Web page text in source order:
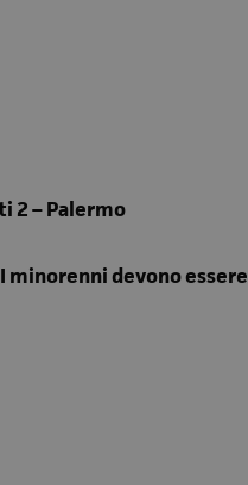
2 – Palermo
minorenni devono essere